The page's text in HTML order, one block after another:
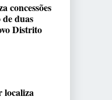
concessões
duas
Distrito